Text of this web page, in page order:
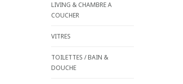
LIVING & CHAMBRE A
COUCHER
VITRES
TOILETTES / BAIN &
DOUCHE